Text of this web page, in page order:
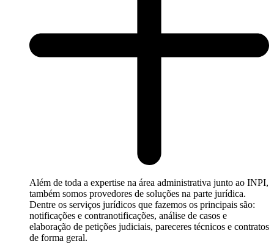
Além de toda a expertise na área administrativa junto ao INPI,
também somos provedores de soluções na parte jurídica.
Dentre os serviços jurídicos que fazemos os principais são:
notificações e contranotificações, análise de casos e
elaboração de petições judiciais, pareceres técnicos e contratos
de forma geral.